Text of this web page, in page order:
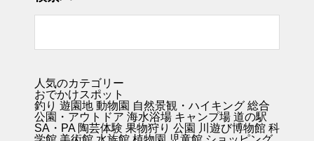
人気のカテゴリー
おでかけスポット
釣り 遊園地 動物園 自然景観・ハイキング 総合
公園・アウトドア 海水浴場 キャンプ場 道の駅
SA・PA 陶芸体験 果物狩り 公園 川遊び博物館 科